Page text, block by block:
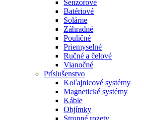
Senzorové
Batériové
Solárne
Záhradné
Pouličné
Priemyselné
Ručné a čelové
Vianočné
Príslušenstvo
Koľajnicové systémy
Magnetické systémy
Káble
Objímky
Stropné rozety